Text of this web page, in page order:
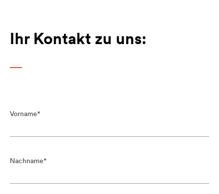
Ihr Kontakt zu uns:
Vorname
Nachname